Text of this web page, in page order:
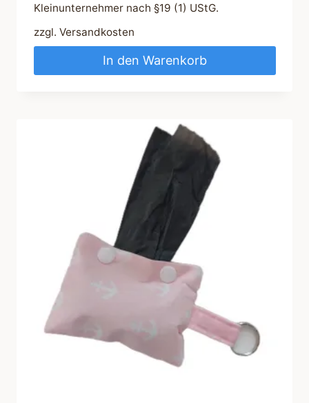
Kleinunternehmer nach §19 (1) UStG.
zzgl. Versandkosten
In den Warenkorb